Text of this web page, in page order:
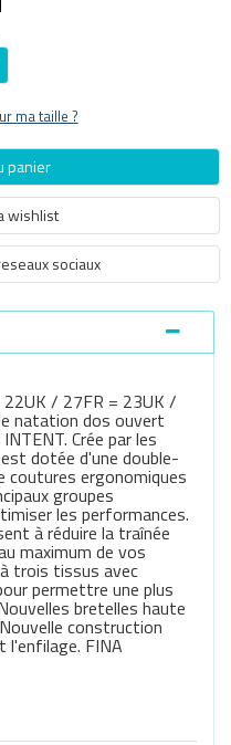
ma taille ?
panier
wishlist
sociaux
22UK / 27FR = 23UK /
natation dos ouvert
Crée par les
dotée d'une double-
coutures ergonomiques
groupes
les performances.
à réduire la traînée
maximum de vos
trois tissus avec
permettre une plus
bretelles haute
construction
l'enfilage. FINA